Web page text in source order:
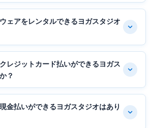
ェアをレンタルできるヨガスタジオ
レジットカード払いができるヨガス
？
金払いができるヨガスタジオはあり